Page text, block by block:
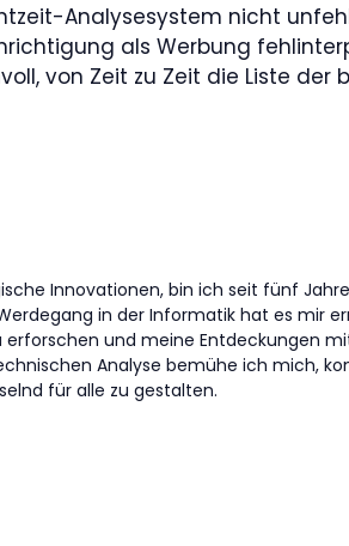
Analysesystem nicht
als Werbung
von Zeit zu Zeit die Liste der
Innovationen, bin ich seit fünf
in der Informatik hat es mir
und meine Entdeckungen
Analyse bemühe ich mich,
für alle zu gestalten.